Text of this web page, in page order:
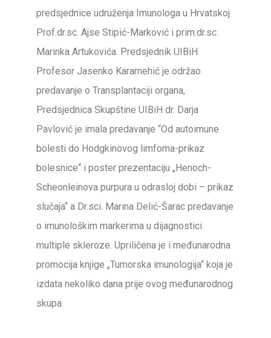
predsjednice udruženja Imunologa u Hrvatskoj
Prof.dr.sc. Ajse Stipić-Marković i prim.dr.sc.
Marinka Artukovića. Predsjednik UIBiH
Profesor Jasenko Karamehić je održao
predavanje o Transplantaciji organa,
Predsjednica Skupštine UIBiH dr. Darja
Pavlović je imala predavanje “Od autoimune
bolesti do Hodgkinovog limfoma-prikaz
bolesnice“ i poster prezentaciju „Henoch-
Scheonleinova purpura u odrasloj dobi – prikaz
slučaja“ a Dr.sci. Marina Delić-Šarac predavanje
o imunološkim markerima u dijagnostici
multiple skleroze. Upriličena je i međunarodna
promocija knjige „Tumorska imunologija“ koja je
izdata nekoliko dana prije ovog međunarodnog
skupa.